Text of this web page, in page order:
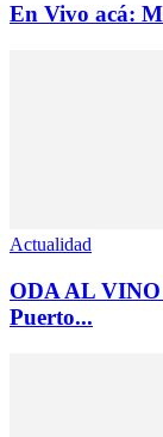
En Vivo acá:
Actualidad
ODA AL VINO
Puerto...